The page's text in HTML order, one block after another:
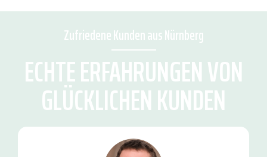
Zufriedene Kunden aus Nürnberg
ECHTE ERFAHRUNGEN VON
GLÜCKLICHEN KUNDEN